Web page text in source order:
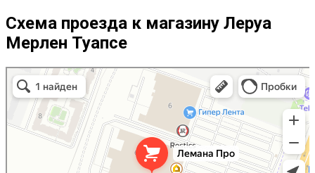
Схема проезда к магазину Леруа
Мерлен Туапсе
Леруа Мерлен
Строительный гипермаркет в Троицке
Товары для дома в Троицке